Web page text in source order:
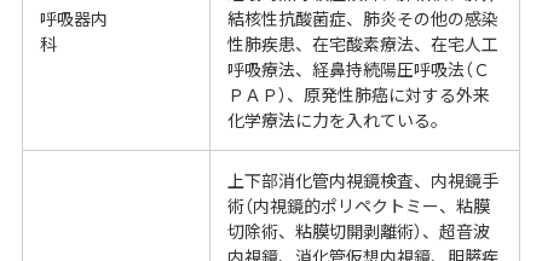
呼吸器内
科
結核性抗酸菌症、肺炎その他の感染
性肺疾患、在宅酸素療法、在宅人工
呼吸療法、経鼻持続陽圧呼吸法（Ｃ
ＰＡＰ）、原発性肺癌に対する外来
化学療法に力を入れている。
上下部消化管内視鏡検査、内視鏡手
術（内視鏡的ポリペクトミー、粘膜
切除術、粘膜切開剥離術）、超音波